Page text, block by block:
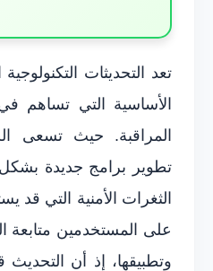
تعد التحديثات
الأساسية التي تساهم
المراقبة. حيث تسعى
تطوير برامج جديدة
الثغرات الأمنية التي قد
على المستخدمين متابعة
وتطبيقها، إذ أن